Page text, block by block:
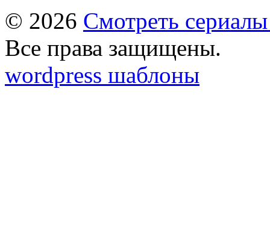
© 2026 Смотреть
Все права защищены.
wordpress шаблоны